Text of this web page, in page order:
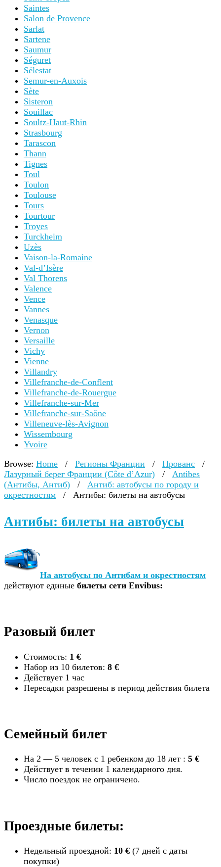
Saintes
Salon de Provence
Sarlat
Sartene
Saumur
Séguret
Sélestat
Semur-en-Auxois
Sète
Sisteron
Souillac
Soultz-Haut-Rhin
Strasbourg
Tarascon
Thann
Tignes
Toul
Toulon
Toulouse
Tours
Tourtour
Troyes
Turckheim
Uzès
Vaison-la-Romaine
Val-d’Isère
Val Thorens
Valence
Vence
Vannes
Venasque
Vernon
Versaille
Vichy
Vienne
Villandry
Villefranche-de-Conflent
Villefranche-de-Rouergue
Villefranche-sur-Mer
Villefranche-sur-Saône
Villeneuve-lès-Avignon
Wissembourg
Yvoire
Browse: Home / Регионы Франции / Прованс
/
Лазурный берег Франции (Côte d’Azur)
/
Antibes
(Антибы, Антиб)
/
Антиб: автобусы по городу и
окрестностям
/ Антибы: билеты на автобусы
Антибы: билеты на автобусы
На автобусы по Антибам и окрестностям
действуют единые билеты сети Envibus:
Разовый билет
Стоимость: 1 €
Набор из 10 билетов: 8 €
Действует 1 час
Пересадки разрешены в период действия билета
Семейный билет
На 2 — 5 человек с 1 ребенком до 18 лет : 5 €
Действует в течении 1 календарного дня.
Число поездок не ограничено.
Проездные билеты:
Недельный проездной: 10 € (7 дней с даты
покупки)